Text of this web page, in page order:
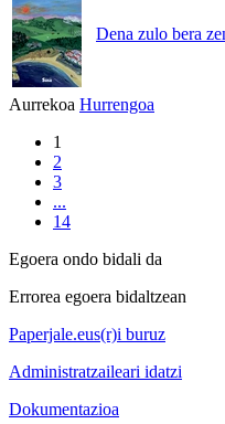
Dena zulo bera
Aurrekoa Hurrengoa
1
2
3
...
14
Egoera ondo bidali da
Errorea egoera bidaltzean
Paperjale.eus(r)i buruz
Administratzaileari idatzi
Dokumentazioa